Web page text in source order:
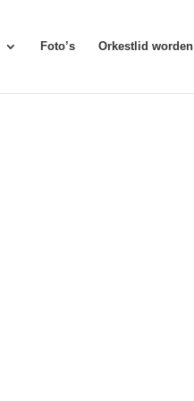
Foto’s Orkestlid worden